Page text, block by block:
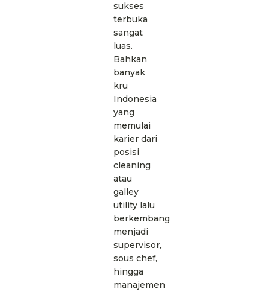
sukses
terbuka
sangat
luas.
Bahkan
banyak
kru
Indonesia
yang
memulai
karier dari
posisi
cleaning
atau
galley
utility lalu
berkembang
menjadi
supervisor,
sous chef,
hingga
manajemen